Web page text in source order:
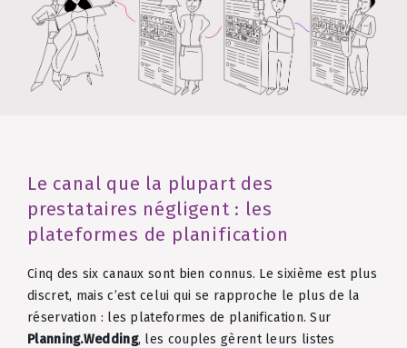
Le canal que la plupart des
prestataires négligent : les
plateformes de planification
Cinq des six canaux sont bien connus. Le sixième est plus
discret, mais c’est celui qui se rapproche le plus de la
réservation : les plateformes de planification. Sur
Planning.Wedding, les couples gèrent leurs listes